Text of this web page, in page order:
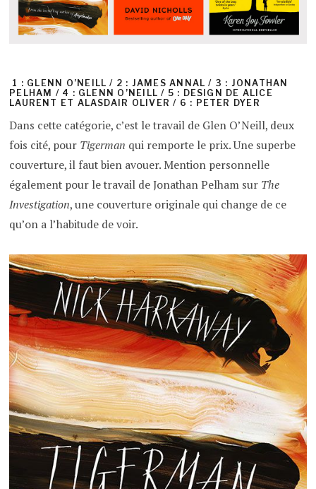
1 : GLENN O’NEILL / 2 : JAMES ANNAL / 3 : JONATHAN
PELHAM / 4 : GLENN O’NEILL / 5 : DESIGN DE ALICE
LAURENT ET ALASDAIR OLIVER / 6 : PETER DYER
Dans cette catégorie, c’est le travail de Glen O’Neill, deux
fois cité, pour Tigerman qui remporte le prix. Une superbe
couverture, il faut bien avouer. Mention personnelle
également pour le travail de Jonathan Pelham sur The
Investigation, une couverture originale qui change de ce
qu’on a l’habitude de voir.